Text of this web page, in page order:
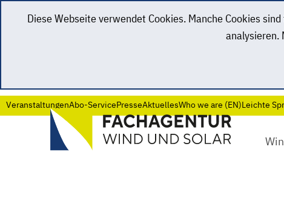
Diese Webseite verwendet Cookies. Manche Cookies
analysieren.
VeranstaltungenAbo-ServicePresseAktuellesWho we are (EN)Leichte